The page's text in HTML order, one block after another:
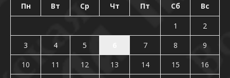
Пн Вт Ср Чт Пт Сб Вс
1
2
3
4 5 7 8
9
10
11 12 13 14 15
16